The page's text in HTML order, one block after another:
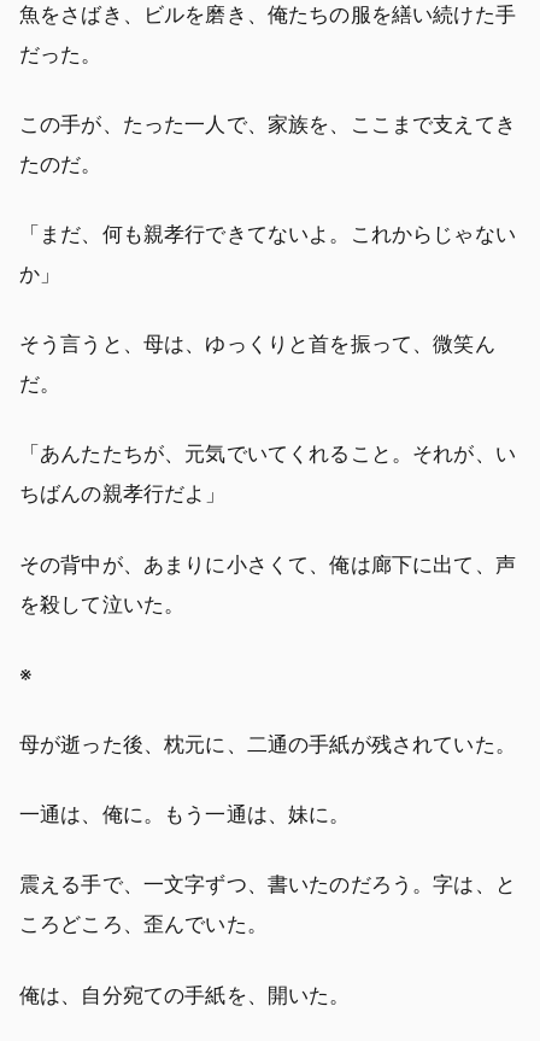
魚をさばき、ビルを磨き、俺たちの服を繕い続けた手
だった。
この手が、たった一人で、家族を、ここまで支えてき
たのだ。
「まだ、何も親孝行できてないよ。これからじゃない
か」
そう言うと、母は、ゆっくりと首を振って、微笑ん
だ。
「あんたたちが、元気でいてくれること。それが、い
ちばんの親孝行だよ」
その背中が、あまりに小さくて、俺は廊下に出て、声
を殺して泣いた。
※
母が逝った後、枕元に、二通の手紙が残されていた。
一通は、俺に。もう一通は、妹に。
震える手で、一文字ずつ、書いたのだろう。字は、と
ころどころ、歪んでいた。
俺は、自分宛ての手紙を、開いた。